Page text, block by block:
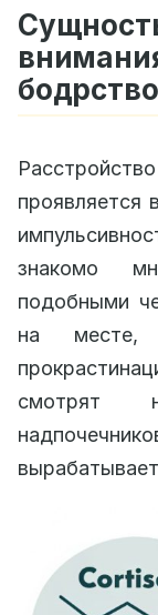
проявляется
знакомо
подобными
на
смотрят